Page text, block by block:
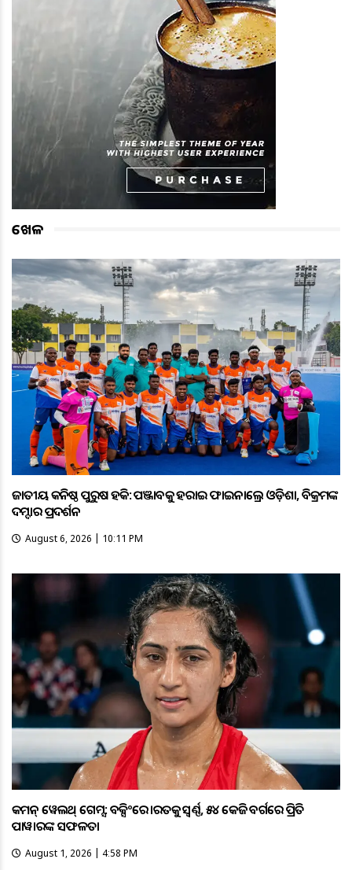
ଖେଳ
ଜାତୀୟ କନିଷ୍ଠ ପୁରୁଷ ହକି: ପଞ୍ଜାବକୁ ହରାଇ ଫାଇନାଲ୍ରେ ଓଡ଼ିଶା, ବିକ୍ରମଙ୍କ
ଦମ୍ଦାର ପ୍ରଦର୍ଶନ
August 6, 2026 | 10:11 PM
କମନ୍ ୱେଲଥ୍ ଗେମ୍ସ: ବକ୍ସିଂରେ ଭାରତକୁ ସ୍ବର୍ଣ୍ଣ, ୫୪ କେଜି ବର୍ଗରେ ପ୍ରିତି
ପାୱାରଙ୍କ ସଫଳତା
August 1, 2026 | 4:58 PM